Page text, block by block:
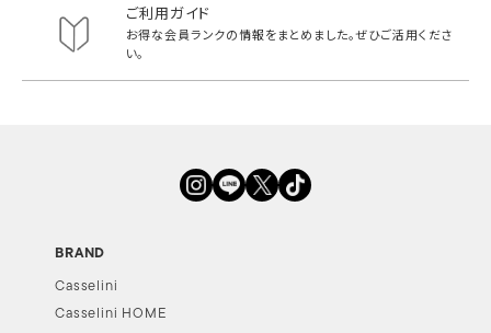
ご利用ガイド
お得な会員ランクの情報をまとめました。ぜひご活用くださ
い。
BRAND
Casselini
Casselini HOME